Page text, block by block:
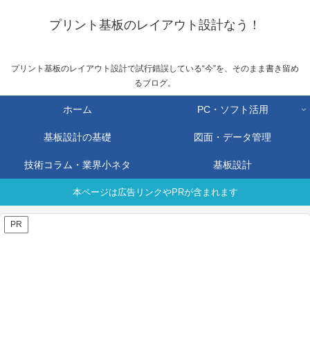
プリント基板のレイアウト設計なう！
プリント基板のレイアウト設計で試行錯誤している“今”を、そのまま書き留め
るブログ。
ホーム PC・ソフト活用
基板設計の基礎 図面・データ管理
技術コラム・業界小ネタ 基板設計
本ページは広告リンクやPRが含まれます
PR